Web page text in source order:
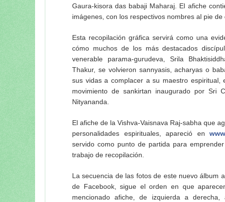
Gaura-kisora das babaji Maharaj. El afiche
imágenes, con los respectivos nombres al pie de
Esta recopilación gráfica servirá como una
cómo muchos de los más destacados
venerable parama-gurudeva, Srila
Thakur, se volvieron sannyasis, acharyas o
sus vidas a complacer a su maestro espiritual,
movimiento de sankirtan inaugurado por Sri
Nityananda.
El afiche de la Vishva-Vaisnava Raj-sabha que
personalidades espirituales, apareció en
servido como punto de partida para
trabajo de recopilación.
La secuencia de las fotos de este nuevo álbum
de Facebook, sigue el orden en que
mencionado afiche, de izquierda a